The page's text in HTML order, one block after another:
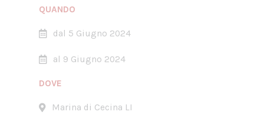
QUANDO
dal 5 Giugno 2024
al 9 Giugno 2024
DOVE
Marina di Cecina LI